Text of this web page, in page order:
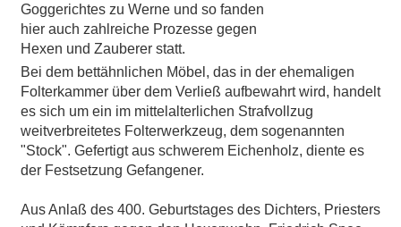
Goggerichtes zu Werne und so fanden
hier auch zahlreiche Prozesse gegen
Hexen und Zauberer statt.
Bei dem bettähnlichen Möbel, das in der ehemaligen
Folterkammer über dem Verließ aufbewahrt wird, handelt
es sich um ein im mittelalterlichen Strafvollzug
weitverbreitetes Folterwerkzeug, dem sogenannten
"Stock". Gefertigt aus schwerem Eichenholz, diente es
der Festsetzung Gefangener.
Aus Anlaß des 400. Geburtstages des Dichters, Priesters